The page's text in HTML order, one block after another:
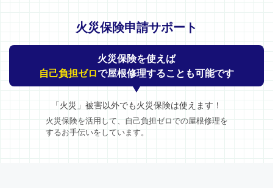
火災保険申請サポート
火災保険を使えば
自己負担ゼロで屋根修理することも可能です
「火災」被害以外でも火災保険は使えます！
火災保険を活用して、自己負担ゼロでの屋根修理を
するお手伝いをしています。